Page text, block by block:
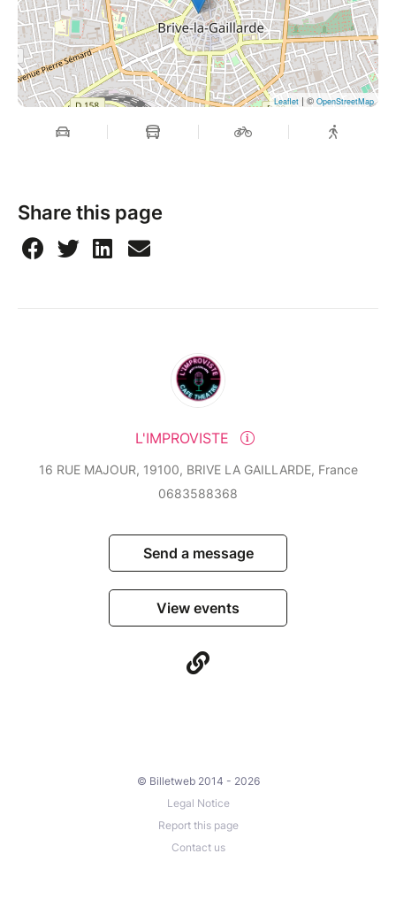
Leaflet | © OpenStreetMap
Share this page
L'IMPROVISTE
16 RUE MAJOUR, 19100, BRIVE LA GAILLARDE, France
0683588368
Send a message
View events
© Billetweb 2014 - 2026
Legal Notice
Report this page
Contact us